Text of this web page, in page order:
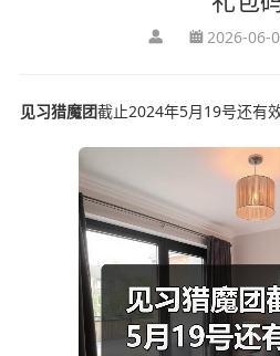
2026-06-
见习猎魔团截止2024年5月19号还有